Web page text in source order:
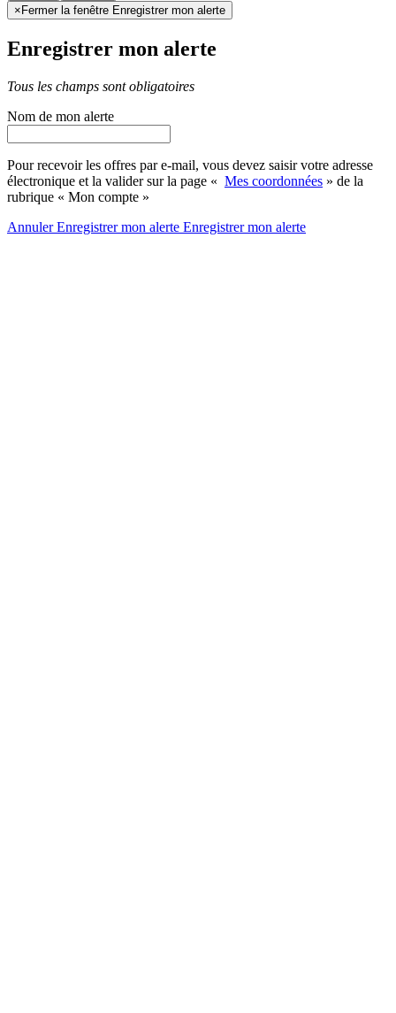
× Fermer la fenêtre Enregistrer mon alerte
Enregistrer mon alerte
Tous les champs sont obligatoires
Nom de mon alerte
Pour recevoir les offres par e-mail, vous devez saisir votre adresse
électronique et la valider sur la page « Mes coordonnées » de la
rubrique « Mon compte »
AnnulerEnregistrer mon alerte Enregistrermon alerte